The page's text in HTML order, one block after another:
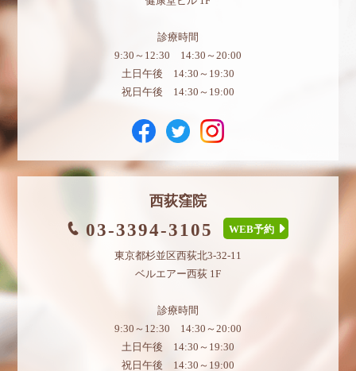
診療時間
9:30～12:30 14:30～20:00
土日午後 14:30～19:30
祝日午後 14:30～19:00
西荻窪院
03-3394-3105 WEB予約
東京都杉並区西荻北3-32-11
ベルエアー西荻 1F
診療時間
9:30～12:30 14:30～20:00
土日午後 14:30～19:30
祝日午後 14:30～19:00